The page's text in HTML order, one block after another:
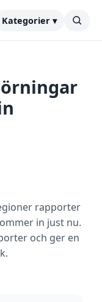
Kategorier ▾
rapporter
in just nu.
och ger en